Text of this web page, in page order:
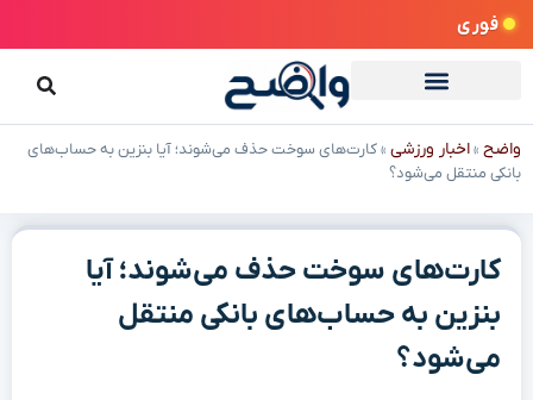
فوری
واضح »اخبار ورزشی »کارت‌های سوخت حذف می‌شوند؛ آیا بنزین به حساب‌های
بانکی منتقل می‌شود؟
کارت‌های سوخت حذف می‌شوند؛ آیا
بنزین به حساب‌های بانکی منتقل
می‌شود؟